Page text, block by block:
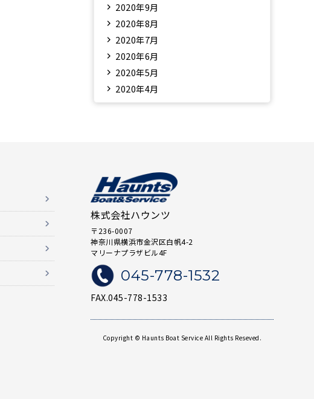
2020年9月
2020年8月
2020年7月
2020年6月
2020年5月
2020年4月
株式会社ハウンツ
〒236-0007
神奈川県横浜市金沢区白帆4-2
マリーナプラザビル4F
045-778-1532
FAX.045-778-1533
Copyright © Haunts Boat Service All Rights Reseved.